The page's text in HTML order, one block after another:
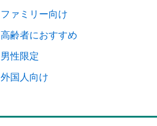
ファミリー向け
高齢者におすすめ
男性限定
外国人向け